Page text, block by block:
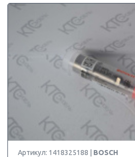
Артикул: 1418325188 | BOSCH